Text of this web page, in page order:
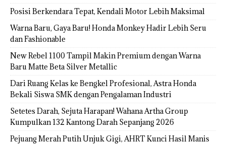
Posisi Berkendara Tepat, Kendali Motor Lebih Maksimal
Warna Baru, Gaya Baru! Honda Monkey Hadir Lebih Seru
dan Fashionable
New Rebel 1100 Tampil Makin Premium dengan Warna
Baru Matte Beta Silver Metallic
Dari Ruang Kelas ke Bengkel Profesional, Astra Honda
Bekali Siswa SMK dengan Pengalaman Industri
Setetes Darah, Sejuta Harapan! Wahana Artha Group
Kumpulkan 132 Kantong Darah Sepanjang 2026
Pejuang Merah Putih Unjuk Gigi, AHRT Kunci Hasil Manis